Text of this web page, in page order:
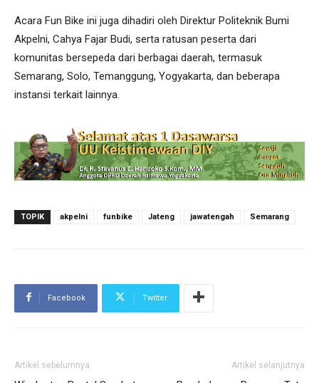
Acara Fun Bike ini juga dihadiri oleh Direktur Politeknik Bumi
Akpelni, Cahya Fajar Budi, serta ratusan peserta dari
komunitas bersepeda dari berbagai daerah, termasuk
Semarang, Solo, Temanggung, Yogyakarta, dan beberapa
instansi terkait lainnya.
TOPIK akpelni funbike Jateng jawatengah Semarang
Facebook Twitter
Artikel sebelumnya Artikel selanjutnya